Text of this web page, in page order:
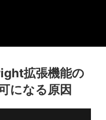
拡張機能の
になる原因